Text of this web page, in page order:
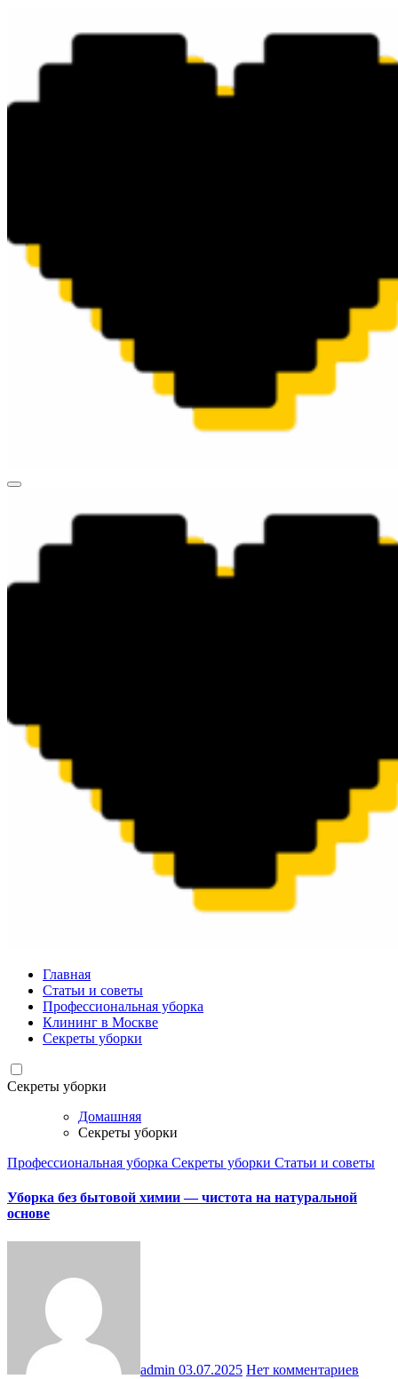
содержимому
Главная
Статьи и советы
Профессиональная уборка
Клининг в Москве
Секреты уборки
Секреты уборки
Домашняя
Секреты уборки
Профессиональная уборка Секреты уборки Статьи и советы
Уборка без бытовой химии — чистота на натуральной
основе
admin 03.07.2025 Нет комментариев